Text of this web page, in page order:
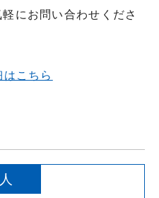
にお問い合わせくださ
こちら